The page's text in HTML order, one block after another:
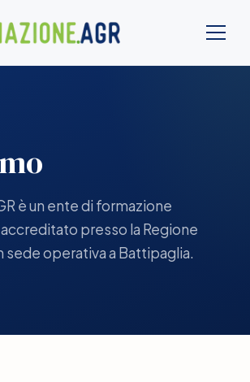
è un ente di formazione
presso la Regione
sede operativa a Battipaglia.